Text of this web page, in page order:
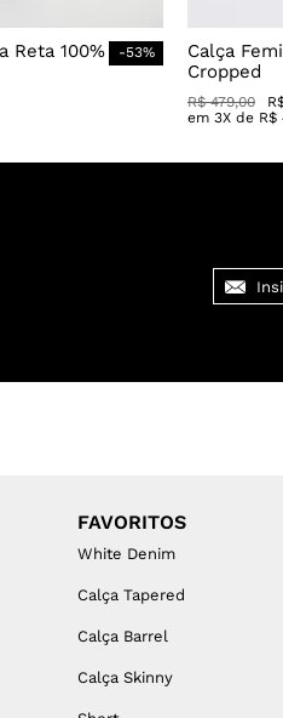
Reta 100%
-53%
Calça
Cropped
R$ 479,00
em 3X de R$
FAVORITOS
White Denim
Calça Tapered
Calça Barrel
Calça Skinny